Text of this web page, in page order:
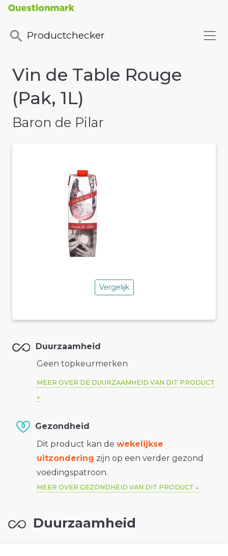
Productchecker
Vin de Table Rouge
(Pak, 1L)
Baron de Pilar
Vergelijk
Duurzaamheid
Geen topkeurmerken
MEER OVER DE DUURZAAMHEID VAN DIT PRODUCT
Gezondheid
Dit product kan de wekelijkse
uitzondering zijn op een verder gezond
voedingspatroon.
MEER OVER GEZONDHEID VAN DIT PRODUCT
Duurzaamheid